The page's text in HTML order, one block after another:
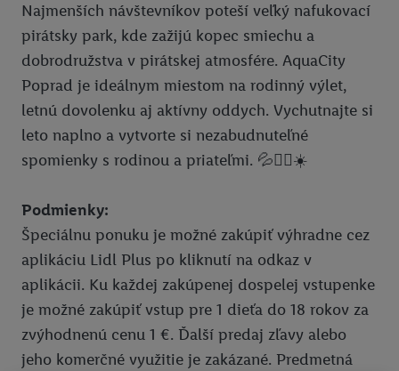
Najmenších návštevníkov poteší veľký nafukovací
pirátsky park, kde zažijú kopec smiechu a
dobrodružstva v pirátskej atmosfére. AquaCity
Poprad je ideálnym miestom na rodinný výlet,
letnú dovolenku aj aktívny oddych. Vychutnajte si
leto naplno a vytvorte si nezabudnuteľné
spomienky s rodinou a priateľmi. 💦🏴‍☠️☀️
Podmienky:
Špeciálnu ponuku je možné zakúpiť výhradne cez
aplikáciu Lidl Plus po kliknutí na odkaz v
aplikácii. Ku každej zakúpenej dospelej vstupenke
je možné zakúpiť vstup pre 1 dieťa do 18 rokov za
zvýhodnenú cenu 1 €. Ďalší predaj zľavy alebo
jeho komerčné využitie je zakázané. Predmetná